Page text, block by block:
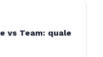
vs Team: quale